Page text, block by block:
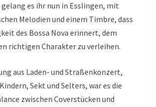
es ihr nun in Esslingen, mit
Melodien und einem Timbre, dass
des Bossa Nova erinnert, dem
richtigen Charakter zu verleihen.
aus Laden- und Straßenkonzert,
Sekt und Selters, war es die
zwischen Coverstücken und